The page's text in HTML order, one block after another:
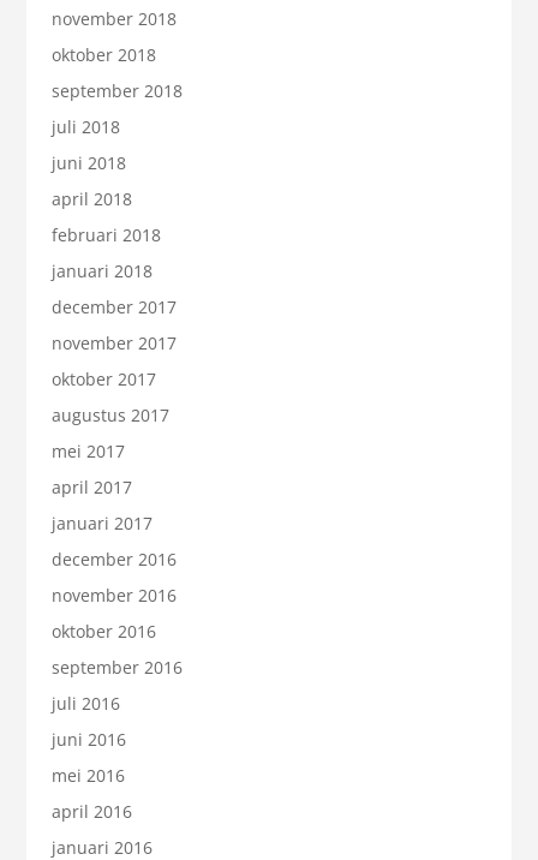
november 2018
oktober 2018
september 2018
juli 2018
juni 2018
april 2018
februari 2018
januari 2018
december 2017
november 2017
oktober 2017
augustus 2017
mei 2017
april 2017
januari 2017
december 2016
november 2016
oktober 2016
september 2016
juli 2016
juni 2016
mei 2016
april 2016
januari 2016